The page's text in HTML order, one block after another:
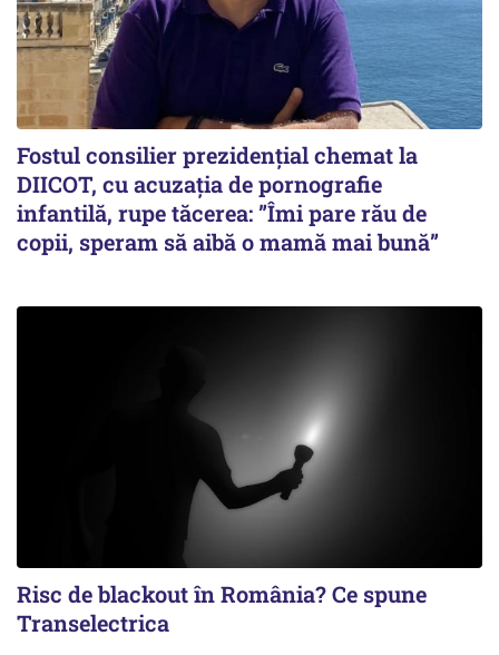
Fostul consilier prezidențial chemat la
DIICOT, cu acuzația de pornografie
infantilă, rupe tăcerea: ”Îmi pare rău de
copii, speram să aibă o mamă mai bună”
Risc de blackout în România? Ce spune
Transelectrica